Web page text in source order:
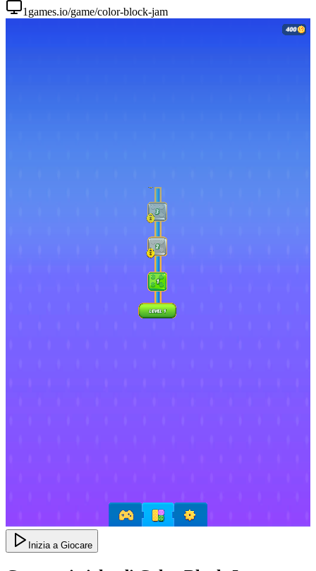
1games.io/game/color-block-jam
Inizia a Giocare